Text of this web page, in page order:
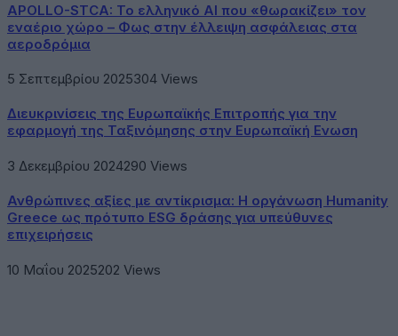
APOLLO-STCA: Το ελληνικό AI που «θωρακίζει» τον
εναέριο χώρο – Φως στην έλλειψη ασφάλειας στα
αεροδρόμια
5 Σεπτεμβρίου 2025304 Views
Διευκρινίσεις της Ευρωπαϊκής Επιτροπής για την
εφαρμογή της Ταξινόμησης στην Ευρωπαϊκή Ενωση
3 Δεκεμβρίου 2024290 Views
Ανθρώπινες αξίες με αντίκρισμα: Η οργάνωση Humanity
Greece ως πρότυπο ESG δράσης για υπεύθυνες
επιχειρήσεις
10 Μαΐου 2025202 Views